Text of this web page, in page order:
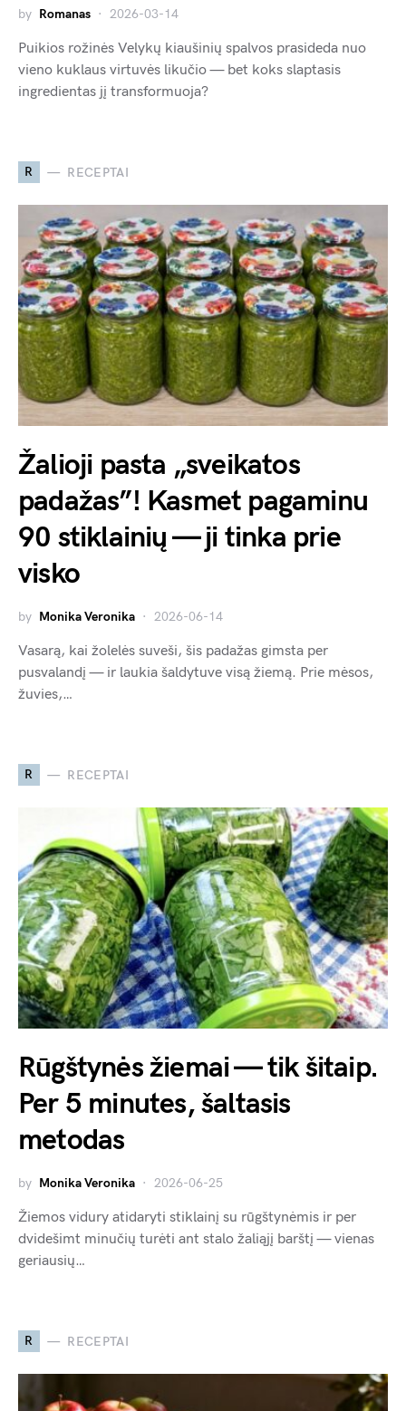
by Romanas 2026-03-14
Puikios rožinės Velykų kiaušinių spalvos prasideda nuo
vieno kuklaus virtuvės likučio — bet koks slaptasis
ingredientas jį transformuoja?
R RECEPTAI
Žalioji pasta „sveikatos
padažas”! Kasmet pagaminu
90 stiklainių — ji tinka prie
visko
by Monika Veronika 2026-06-14
Vasarą, kai žolelės suveši, šis padažas gimsta per
pusvalandį — ir laukia šaldytuve visą žiemą. Prie mėsos,
žuvies,…
R RECEPTAI
Rūgštynės žiemai — tik šitaip.
Per 5 minutes, šaltasis
metodas
by Monika Veronika 2026-06-25
Žiemos vidury atidaryti stiklainį su rūgštynėmis ir per
dvidešimt minučių turėti ant stalo žaliąjį barštį — vienas
geriausių…
R RECEPTAI